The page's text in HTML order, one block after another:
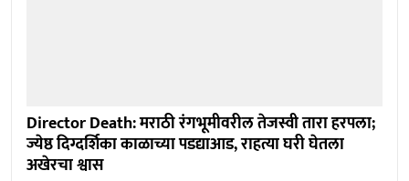
Director Death: मराठी रंगभूमीवरील तेजस्वी तारा हरपला;
ज्येष्ठ दिग्दर्शिका काळाच्या पडद्याआड, राहत्या घरी घेतला
अखेरचा श्वास